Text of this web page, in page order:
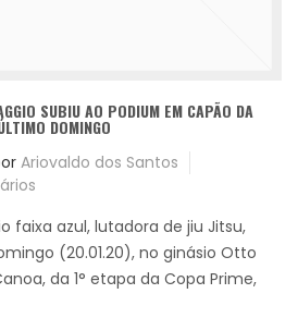
SUBIU AO PODIUM EM CAPÃO DA
DOMINGO
Ariovaldo dos Santos
faixa azul, lutadora de jiu Jitsu,
(20.01.20), no ginásio Otto
da 1° etapa da Copa Prime,